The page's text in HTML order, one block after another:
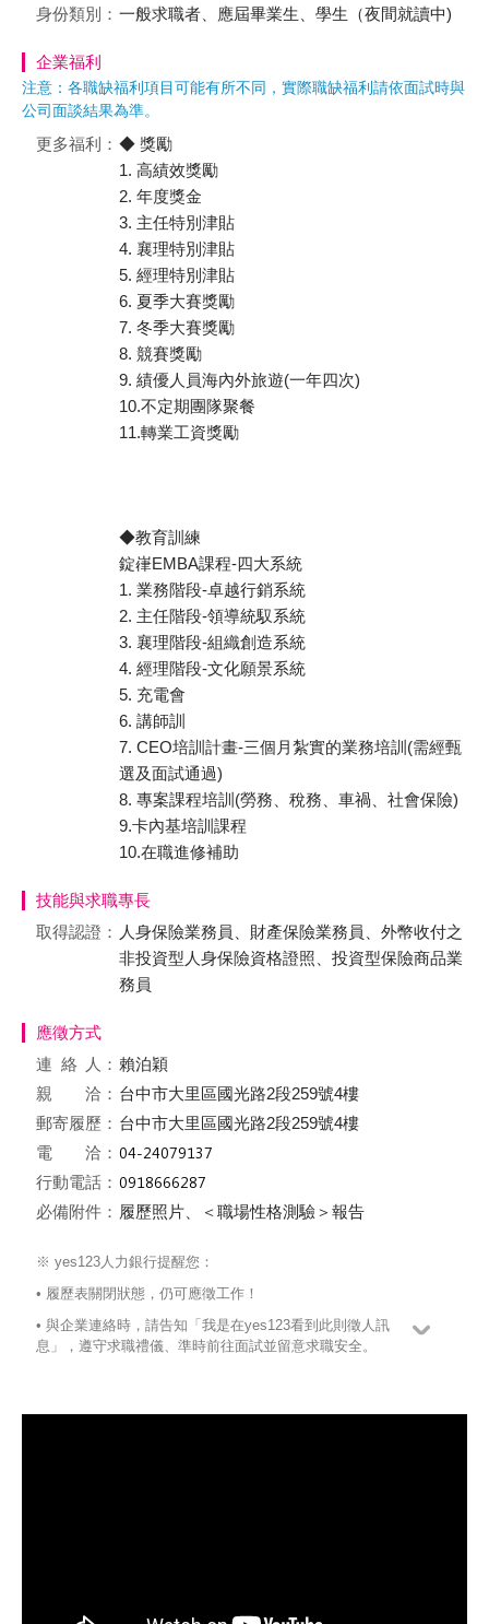
身份類別： 一般求職者、應屆畢業生、學生（夜間就讀中)
企業福利
注意：各職缺福利項目可能有所不同，實際職缺福利請依面試時與
公司面談結果為準。
更多福利： ◆ 獎勵
1. 高績效獎勵
2. 年度獎金
3. 主任特別津貼
4. 襄理特別津貼
5. 經理特別津貼
6. 夏季大賽獎勵
7. 冬季大賽獎勵
8. 競賽獎勵
9. 績優人員海內外旅遊(一年四次)
10.不定期團隊聚餐
11.轉業工資獎勵
◆教育訓練
錠嵂EMBA課程-四大系統
1. 業務階段-卓越行銷系統
2. 主任階段-領導統馭系統
3. 襄理階段-組織創造系統
4. 經理階段-文化願景系統
5. 充電會
6. 講師訓
7. CEO培訓計畫-三個月紮實的業務培訓(需經甄
選及面試通過)
8. 專案課程培訓(勞務、稅務、車禍、社會保險)
9.卡內基培訓課程
10.在職進修補助
技能與求職專長
取得認證： 人身保險業務員、財產保險業務員、外幣收付之
非投資型人身保險資格證照、投資型保險商品業
務員
應徵方式
連絡
人： 賴泊穎
親 洽： 台中市大里區國光路2段259號4樓
郵寄履歷： 台中市大里區國光路2段259號4樓
電 洽：
行動電話：
必備附件： 履歷照片、＜職場性格測驗＞報告
※ yes123人力銀行提醒您：
• 履歷表關閉狀態，仍可應徵工作！
• 與企業連絡時，請告知「我是在yes123看到此則徵人訊
息」，遵守求職禮儀、準時前往面試並留意求職安全。